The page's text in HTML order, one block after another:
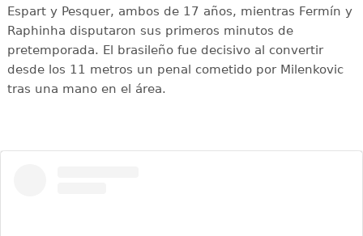
Espart y Pesquer, ambos de 17 años, mientras Fermín y
Raphinha disputaron sus primeros minutos de
pretemporada. El brasileño fue decisivo al convertir
desde los 11 metros un penal cometido por Milenkovic
tras una mano en el área.